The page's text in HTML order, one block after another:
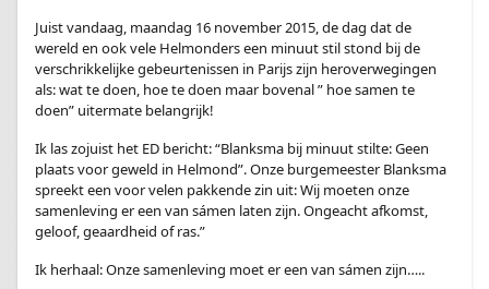
Juist vandaag, maandag 16 november 2015, de dag dat de
wereld en ook vele Helmonders een minuut stil stond bij de
verschrikkelijke gebeurtenissen in Parijs zijn heroverwegingen
als: wat te doen, hoe te doen maar bovenal ” hoe samen te
doen” uitermate belangrijk!
Ik las zojuist het ED bericht: “Blanksma bij minuut stilte: Geen
plaats voor geweld in Helmond”. Onze burgemeester Blanksma
spreekt een voor velen pakkende zin uit: Wij moeten onze
samenleving er een van sámen laten zijn. Ongeacht afkomst,
geloof, geaardheid of ras.”
Ik herhaal: Onze samenleving moet er een van sámen zijn…..